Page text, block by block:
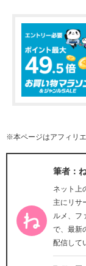
※本ページはアフィリ
筆者：
ネット上
主にリサ
ルメ、フ
で、最新
配信して